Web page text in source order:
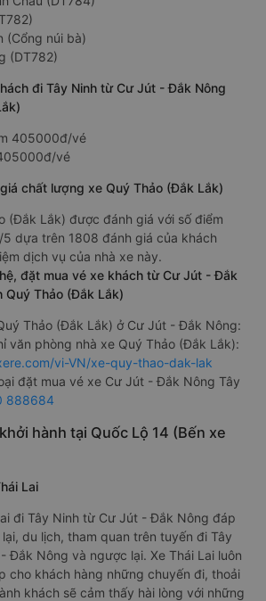
(Cổng núi bà)
(DT782)
đi Tây Ninh từ Cư Jút - Đắk Nông
405000đ/vé
vé
chất lượng xe Quý Thảo (Đắk Lắk)
(Đắk Lắk) được đánh giá với số điểm
dựa trên 1808 đánh giá của khách
dịch vụ của nhà xe này.
đặt mua vé xe khách từ Cư Jút - Đắk
Quý Thảo (Đắk Lắk)
Thảo (Đắk Lắk) ở Cư Jút - Đắk Nông:
văn phòng nhà xe Quý Thảo (Đắk Lắk):
vi-VN/xe-quy-thao-dak-lak
đặt mua vé xe Cư Jút - Đắk Nông Tây
888684
hành tại Quốc Lộ 14 (Bến xe
Lai
đi Tây Ninh từ Cư Jút - Đắk Nông đáp
du lịch, tham quan trên tuyến đi Tây
Đắk Nông và ngược lại. Xe Thái Lai luôn
cho khách hàng những chuyến đi, thoải
khách sẽ cảm thấy hài lòng với những